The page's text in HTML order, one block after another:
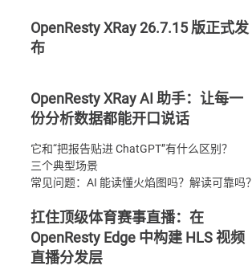
OpenResty XRay 26.7.15 版正式发
布
OpenResty XRay AI 助手：让每一
份分析数据都能开口说话
它和“把报告贴进 ChatGPT”有什么区别？
三个典型场景
常见问题：AI 能读懂火焰图吗？解读可靠吗？
扛住顶级体育赛事直播：在
OpenResty Edge 中构建 HLS 视频
直播分发层